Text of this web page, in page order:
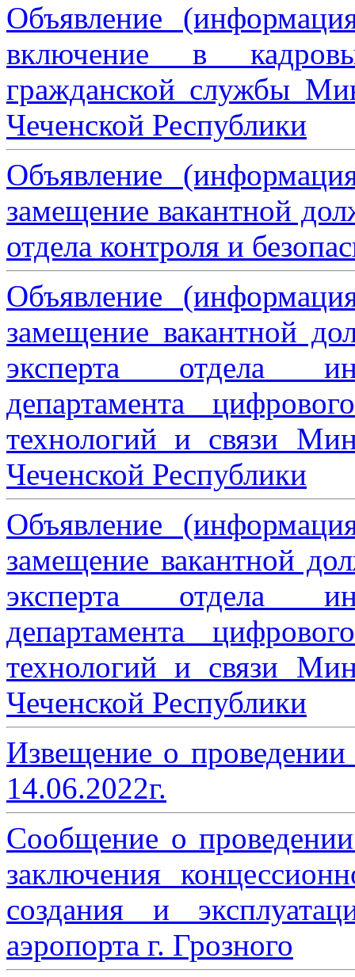
Объявление
включение в
гражданской службы
Чеченской Республики
Объявление
замещение вакантной
отдела контроля и
Объявление
замещение вакантной
эксперта отдела
департамента
технологий и связи
Чеченской Республики
Объявление
замещение вакантной
эксперта отдела
департамента
технологий и связи
Чеченской Республики
Извещение о
14.06.2022г.
Сообщение о
заключения
создания и
аэропорта г. Грозного